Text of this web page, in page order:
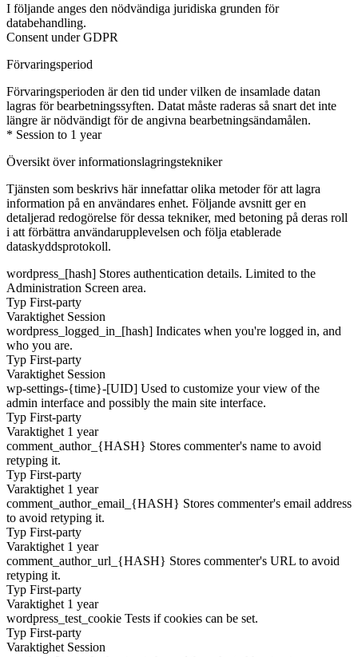
I följande anges den nödvändiga juridiska grunden för
databehandling.
Consent under GDPR
Förvaringsperiod
Förvaringsperioden är den tid under vilken de insamlade datan
lagras för bearbetningssyften. Datat måste raderas så snart det inte
längre är nödvändigt för de angivna bearbetningsändamålen.
* Session to 1 year
Översikt över informationslagringstekniker
Tjänsten som beskrivs här innefattar olika metoder för att lagra
information på en användares enhet. Följande avsnitt ger en
detaljerad redogörelse för dessa tekniker, med betoning på deras roll
i att förbättra användarupplevelsen och följa etablerade
dataskyddsprotokoll.
wordpress_[hash] Stores authentication details. Limited to the
Administration Screen area.
Typ First-party
Varaktighet Session
wordpress_logged_in_[hash] Indicates when you're logged in, and
who you are.
Typ First-party
Varaktighet Session
wp-settings-{time}-[UID] Used to customize your view of the
admin interface and possibly the main site interface.
Typ First-party
Varaktighet 1 year
comment_author_{HASH} Stores commenter's name to avoid
retyping it.
Typ First-party
Varaktighet 1 year
comment_author_email_{HASH} Stores commenter's email address
to avoid retyping it.
Typ First-party
Varaktighet 1 year
comment_author_url_{HASH} Stores commenter's URL to avoid
retyping it.
Typ First-party
Varaktighet 1 year
wordpress_test_cookie Tests if cookies can be set.
Typ First-party
Varaktighet Session